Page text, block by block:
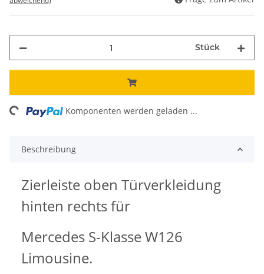
Stück
Komponenten werden geladen ...
Beschreibung
Zierleiste oben Türverkleidung
hinten rechts für
Mercedes S-Klasse W126
Limousine.